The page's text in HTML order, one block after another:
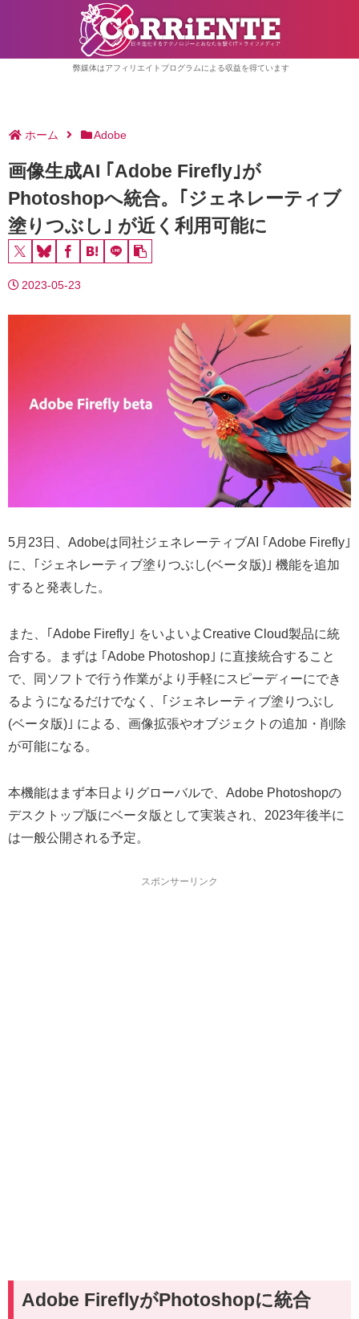
弊媒体はアフィリエイトプログラムによる収益を得ています
ホーム Adobe
画像生成AI ｢Adobe Firefly｣が
Photoshopへ統合。｢ジェネレーティブ
塗りつぶし｣ が近く利用可能に
2023-05-23
5月23日、Adobeは同社ジェネレーティブAI ｢Adobe Firefly｣
に、｢ジェネレーティブ塗りつぶし(ベータ版)｣ 機能を追加
すると発表した。
また、｢Adobe Firefly｣ をいよいよCreative Cloud製品に統
合する。まずは ｢Adobe Photoshop｣ に直接統合すること
で、同ソフトで行う作業がより手軽にスピーディーにでき
るようになるだけでなく、｢ジェネレーティブ塗りつぶし
(ベータ版)｣ による、画像拡張やオブジェクトの追加・削除
が可能になる。
本機能はまず本日よりグローバルで、Adobe Photoshopの
デスクトップ版にベータ版として実装され、2023年後半に
は一般公開される予定。
スポンサーリンク
Adobe FireflyがPhotoshopに統合